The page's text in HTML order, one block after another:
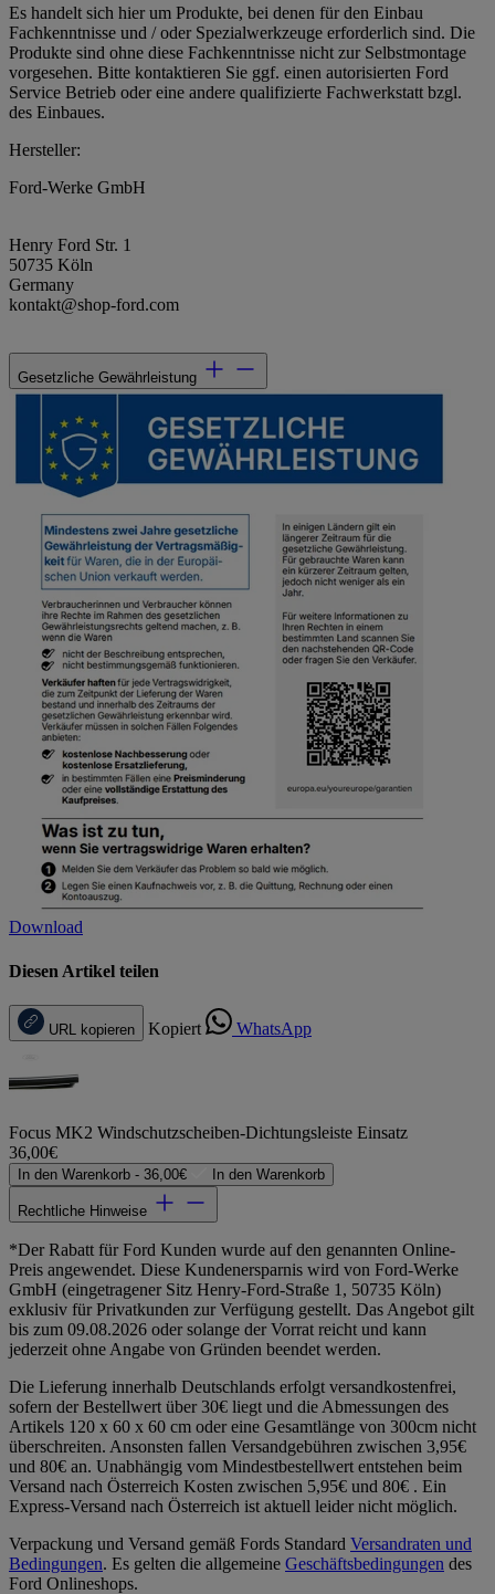
Es handelt sich hier um Produkte, bei denen für den Einbau
Fachkenntnisse und / oder Spezialwerkzeuge erforderlich sind. Die
Produkte sind ohne diese Fachkenntnisse nicht zur Selbstmontage
vorgesehen. Bitte kontaktieren Sie ggf. einen autorisierten Ford
Service Betrieb oder eine andere qualifizierte Fachwerkstatt bzgl.
des Einbaues.
Hersteller:
Ford-Werke GmbH
Henry Ford Str. 1
50735 Köln
Germany
kontakt@shop-ford.com
Gesetzliche Gewährleistung
Download
Diesen Artikel teilen
URL kopieren Kopiert WhatsApp
Focus MK2 Windschutzscheiben-Dichtungsleiste Einsatz
36,00€
In den Warenkorb - 36,00€ In den Warenkorb
Rechtliche Hinweise
*Der Rabatt für Ford Kunden wurde auf den genannten Online-
Preis angewendet. Diese Kundenersparnis wird von Ford-Werke
GmbH (eingetragener Sitz Henry-Ford-Straße 1, 50735 Köln)
exklusiv für Privatkunden zur Verfügung gestellt. Das Angebot gilt
bis zum 09.08.2026 oder solange der Vorrat reicht und kann
jederzeit ohne Angabe von Gründen beendet werden.
Die Lieferung innerhalb Deutschlands erfolgt versandkostenfrei,
sofern der Bestellwert über 30€ liegt und die Abmessungen des
Artikels 120 x 60 x 60 cm oder eine Gesamtlänge von 300cm nicht
überschreiten. Ansonsten fallen Versandgebühren zwischen 3,95€
und 80€ an. Unabhängig vom Mindestbestellwert entstehen beim
Versand nach Österreich Kosten zwischen 5,95€ und 80€ . Ein
Express-Versand nach Österreich ist aktuell leider nicht möglich.
Verpackung und Versand gemäß Fords Standard Versandraten und
Bedingungen. Es gelten die allgemeine Geschäftsbedingungen des
Ford Onlineshops.